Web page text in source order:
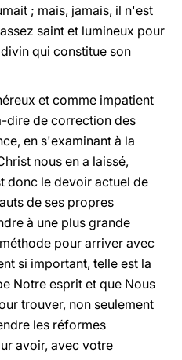
; mais, jamais, il n'est
saint et lumineux pour
qui constitue son
et comme impatient
dire de correction des
en s'examinant à la
nous en a laissé,
donc le devoir actuel de
de ses propres
à une plus grande
pour arriver avec
si important, telle est la
Notre esprit et que Nous
trouver, non seulement
les réformes
avoir, avec votre